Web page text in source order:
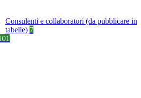
Consulenti e collaboratori (da pubblicare in
tabelle) 7